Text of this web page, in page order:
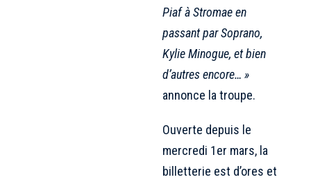
Piaf à Stromae en
passant par Soprano,
Kylie Minogue, et bien
d’autres encore… »
annonce la troupe.
Ouverte depuis le
mercredi 1er mars, la
billetterie est d’ores et